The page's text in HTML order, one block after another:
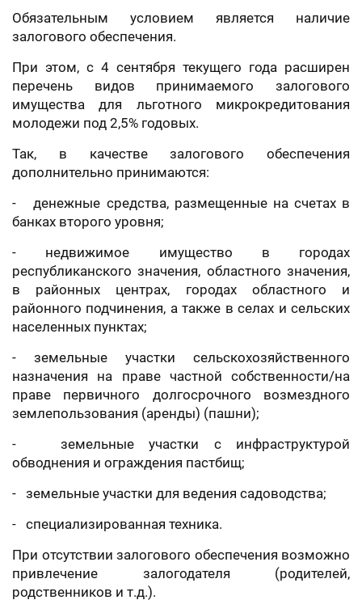
Обязательным условием является наличие
залогового обеспечения.
При этом, с 4 сентября текущего года расширен
перечень видов принимаемого залогового
имущества для льготного микрокредитования
молодежи под 2,5% годовых.
Так, в качестве залогового обеспечения
дополнительно принимаются:
- денежные средства, размещенные на счетах в
банках второго уровня;
- недвижимое имущество в городах
республиканского значения, областного значения,
в районных центрах, городах областного и
районного подчинения, а также в селах и сельских
населенных пунктах;
- земельные участки сельскохозяйственного
назначения на праве частной собственности/на
праве первичного долгосрочного возмездного
землепользования (аренды) (пашни);
- земельные участки с инфраструктурой
обводнения и ограждения пастбищ;
- земельные участки для ведения садоводства;
- специализированная техника.
При отсутствии залогового обеспечения возможно
привлечение залогодателя (родителей,
родственников и т.д.).